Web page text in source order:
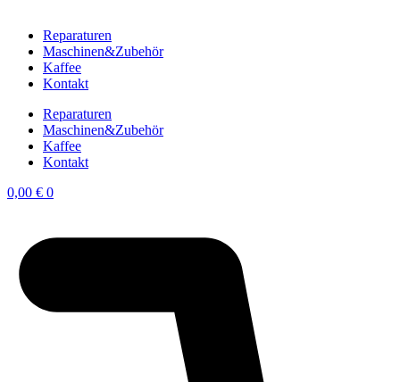
Reparaturen
Maschinen&Zubehör
Kaffee
Kontakt
Reparaturen
Maschinen&Zubehör
Kaffee
Kontakt
0,00 € 0